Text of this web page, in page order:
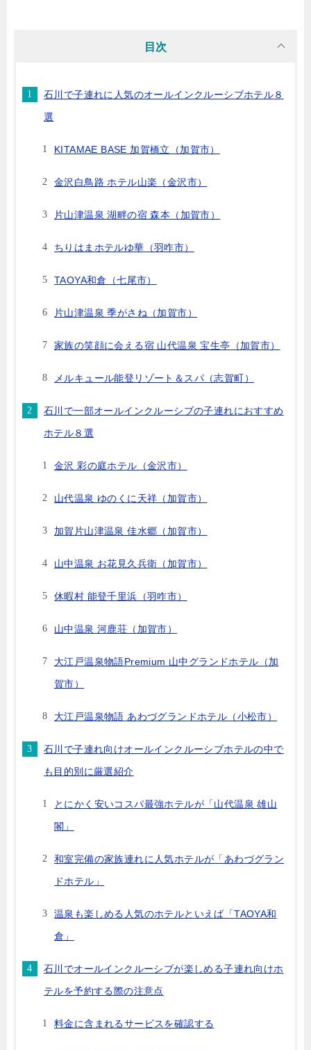
目次
石川で子連れに人気のオールインクルーシブホテル８
選
KITAMAE BASE 加賀橋立（加賀市）
金沢白鳥路 ホテル山楽（金沢市）
片山津温泉 湖畔の宿 森本（加賀市）
ちりはまホテルゆ華（羽咋市）
TAOYA和倉（七尾市）
片山津温泉 季がさね（加賀市）
家族の笑顔に会える宿 山代温泉 宝生亭（加賀市）
メルキュール能登リゾート＆スパ（志賀町）
石川で一部オールインクルーシブの子連れにおすすめ
ホテル８選
金沢 彩の庭ホテル（金沢市）
山代温泉 ゆのくに天祥（加賀市）
加賀片山津温泉 佳水郷（加賀市）
山中温泉 お花見久兵衛（加賀市）
休暇村 能登千里浜（羽咋市）
山中温泉 河鹿荘（加賀市）
大江戸温泉物語Premium 山中グランドホテル（加
賀市）
大江戸温泉物語 あわづグランドホテル（小松市）
石川で子連れ向けオールインクルーシブホテルの中で
も目的別に厳選紹介
とにかく安いコスパ最強ホテルが「山代温泉 雄山
閣」
和室完備の家族連れに人気ホテルが「あわづグラン
ドホテル」
温泉も楽しめる人気のホテルといえば「TAOYA和
倉」
石川でオールインクルーシブが楽しめる子連れ向けホ
テルを予約する際の注意点
料金に含まれるサービスを確認する